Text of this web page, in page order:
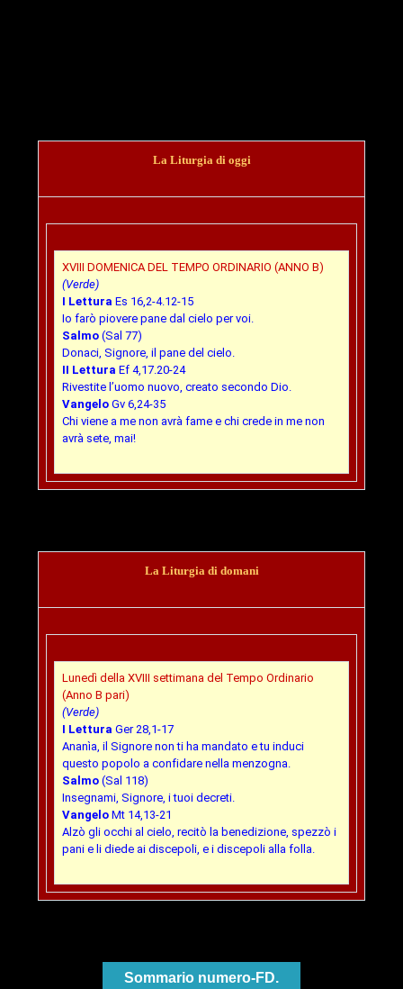
La Liturgia di oggi
XVIII DOMENICA DEL TEMPO ORDINARIO (ANNO B)
(Verde)
I Lettura Es 16,2-4.12-15
Io farò piovere pane dal cielo per voi.
Salmo (Sal 77)
Donaci, Signore, il pane del cielo.
II Lettura Ef 4,17.20-24
Rivestite l’uomo nuovo, creato secondo Dio.
Vangelo Gv 6,24-35
Chi viene a me non avrà fame e chi crede in me non
avrà sete, mai!
La Liturgia di domani
Lunedì della XVIII settimana del Tempo Ordinario
(Anno B pari)
(Verde)
I Lettura Ger 28,1-17
Ananìa, il Signore non ti ha mandato e tu induci
questo popolo a confidare nella menzogna.
Salmo (Sal 118)
Insegnami, Signore, i tuoi decreti.
Vangelo Mt 14,13-21
Alzò gli occhi al cielo, recitò la benedizione, spezzò i
pani e li diede ai discepoli, e i discepoli alla folla.
Sommario numero-FD.